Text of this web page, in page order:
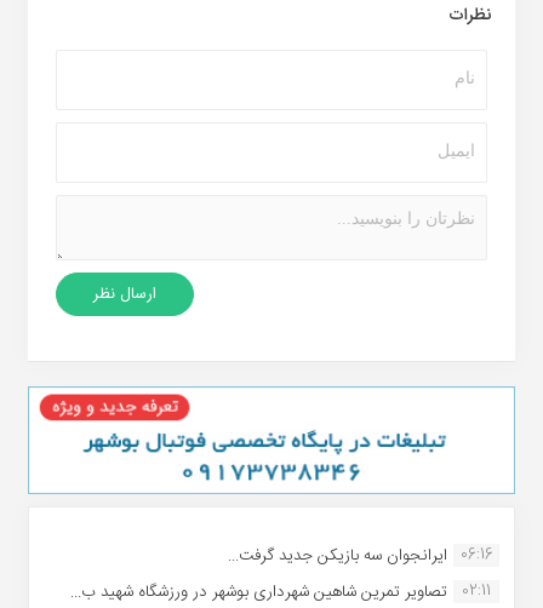
نظرات
06:16 ایرانجوان سه بازیکن جدید گرفت...
02:11
تصاویر تمرین شاهین شهردارى بوشهر در ورزشگاه شهید ب...